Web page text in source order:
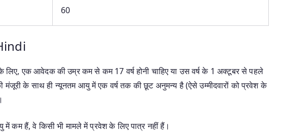
60
लिए, एक आवेदक की उम्र कम से कम 17 वर्ष होनी चाहिए या उस वर्ष के 1 अक्टूबर से पहले
मंजूरी के साथ ही न्यूनतम आयु में एक वर्ष तक की छूट अनुमन्य है (ऐसे उम्मीदवारों को प्रवेश के
कम हैं, वे किसी भी मामले में प्रवेश के लिए पात्र नहीं हैं।